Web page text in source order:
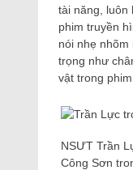
tài năng, luôn
phim truyền
nói nhẹ
trọng như
vật trong
NSƯT Trần
Công Sơn